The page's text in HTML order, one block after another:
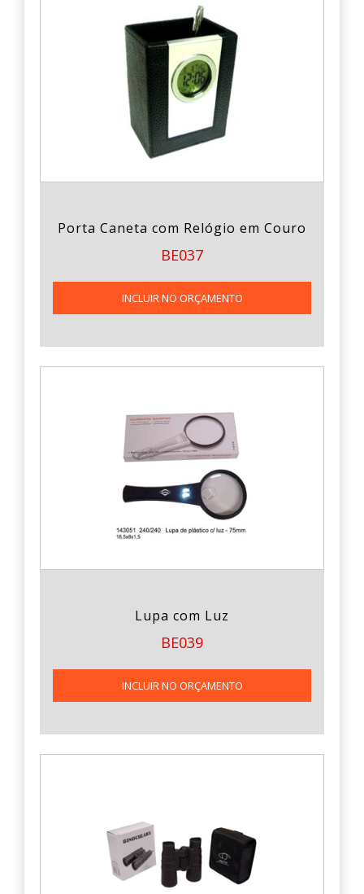
Porta Caneta com Relógio em Couro
BE037
INCLUIR NO ORÇAMENTO
Lupa com Luz
BE039
INCLUIR NO ORÇAMENTO